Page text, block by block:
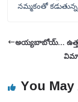
నమ్మకంతో
అయ్యబాబోయ్… ఉత్తర
You